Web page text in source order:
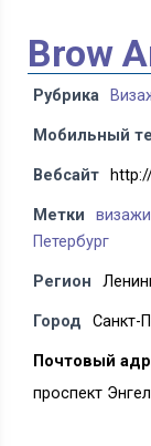
Brow
Рубрика
Мобильный
Вебсайт
Метки
Петербург
Регион
Город Санкт-
Почтовый
проспект